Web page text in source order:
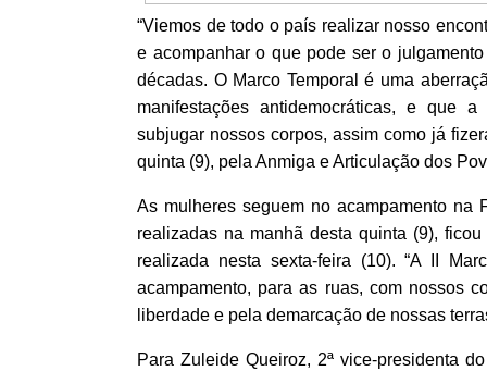
“Viemos de todo o país realizar nosso
e acompanhar o que pode ser o
décadas. O Marco Temporal é uma
manifestações antidemocráticas, e que
subjugar nossos corpos, assim como já
quinta (9), pela Anmiga e Articulação dos
As mulheres seguem no acampamento
realizadas na manhã desta quinta (9),
realizada nesta sexta-feira (10).“A II
acampamento, para as ruas, com nossos
liberdade e pela demarcação de nossas
Para Zuleide Queiroz, 2ª vice-presidenta